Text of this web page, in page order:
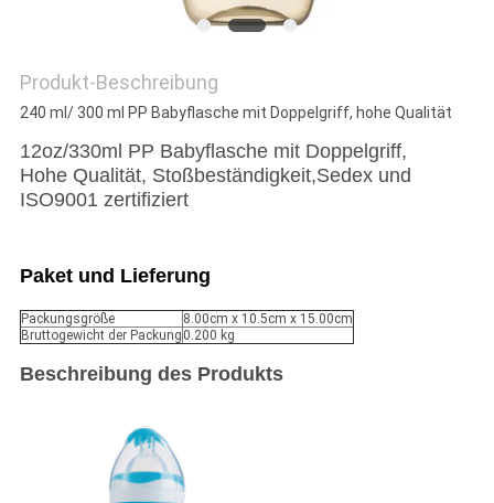
Produkt-Beschreibung
240 ml/ 300 ml PP Babyflasche mit Doppelgriff, hohe Qualität
12oz/330ml PP Babyflasche mit Doppelgriff,
Hohe Qualität, Stoßbeständigkeit,Sedex und
ISO9001 zertifiziert
Paket und Lieferung
Packungsgröße
8.00cm x 10.5cm x 15.00cm
Bruttogewicht der Packung 0.200 kg
Beschreibung des Produkts